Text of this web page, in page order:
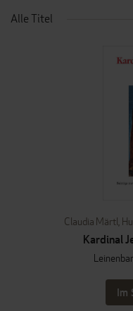
Alle Titel
Claudia Märtl,
Kardinal
Im